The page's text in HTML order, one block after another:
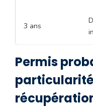
3 ans
Permis